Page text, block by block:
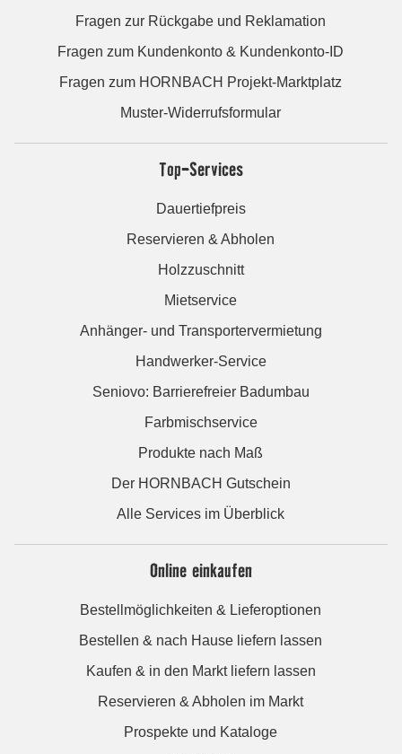
Fragen zur Rückgabe und Reklamation
Fragen zum Kundenkonto & Kundenkonto-ID
Fragen zum HORNBACH Projekt-Marktplatz
Muster-Widerrufsformular
Top-Services
Dauertiefpreis
Reservieren & Abholen
Holzzuschnitt
Mietservice
Anhänger- und Transportervermietung
Handwerker-Service
Seniovo: Barrierefreier Badumbau
Farbmischservice
Produkte nach Maß
Der HORNBACH Gutschein
Alle Services im Überblick
Online einkaufen
Bestellmöglichkeiten & Lieferoptionen
Bestellen & nach Hause liefern lassen
Kaufen & in den Markt liefern lassen
Reservieren & Abholen im Markt
Prospekte und Kataloge